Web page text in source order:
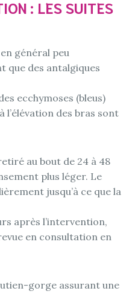
: LES SUITES
général peu
que des antalgiques
ecchymoses (bleus)
l’élévation des bras sont
au bout de 24 à 48
plus léger. Le
jusqu’à ce que la
après l’intervention,
en consultation en
gorge assurant une